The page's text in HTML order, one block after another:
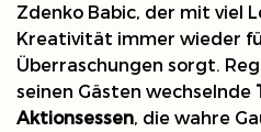
Zdenko Babic, der mit viel
Kreativität immer wieder
Überraschungen sorgt.
seinen Gästen wechselnde
Aktionsessen, die wahre